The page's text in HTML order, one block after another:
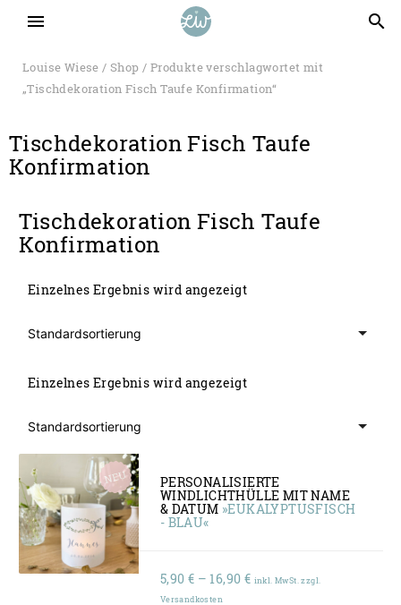
menu search
Louise Wiese / Shop / Produkte verschlagwortet mit
„Tischdekoration Fisch Taufe Konfirmation“
Tischdekoration Fisch Taufe
Konfirmation
Tischdekoration Fisch Taufe
Konfirmation
Einzelnes Ergebnis wird angezeigt
Einzelnes Ergebnis wird angezeigt
PERSONALISIERTE
WINDLICHTHÜLLE MIT NAME
& DATUM »EUKALYPTUSFISCH
- BLAU«
5,90 € –16,90 €Preisspanne:
inkl. MwSt. zzgl.
Versandkosten